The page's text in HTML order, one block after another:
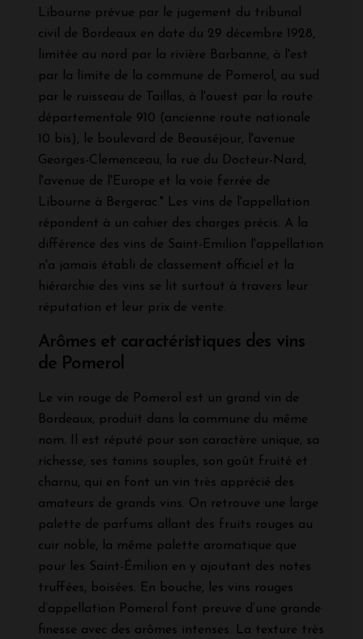
Libourne prévue par le jugement du tribunal
civil de Bordeaux en date du 29 décembre 1928,
limitée au nord par la rivière Barbanne, à l'est
par la limite de la commune de Pomerol, au sud
par le ruisseau de Taillas, à l'ouest par la route
départementale 910 (ancienne route nationale
10 bis), le boulevard de Beauséjour, l'avenue
Georges-Clemenceau, la rue du Docteur-Nard,
l'avenue de l'Europe et la voie ferrée de
Libourne à Bergerac." Les vins de l'appellation
répondent à un cahier des charges précis. A la
différence des vins de Saint-Emilion l'appellation
n'a jamais établi de classement officiel et la
hiérarchie des vins se lit surtout à travers leur
réputation et leur prix de vente.
Arômes et caractéristiques des vins
de Pomerol
Le vin rouge de Pomerol est un grand vin de
Bordeaux, produit dans la commune du même
nom. Il est réputé pour son caractère unique, sa
richesse, ses tanins souples, son goût fruité et
charnu, qui en font un vin très apprécié des
amateurs de grands vins. On retrouve une large
palette de parfums allant des fruits rouges au
cuir noble, la même palette aromatique que
pour les Saint-Émilion en y ajoutant des notes
truffées, boisées. En bouche, les vins rouges
d’appellation Pomerol font preuve d’une grande
finesse avec des arômes intenses. La texture très